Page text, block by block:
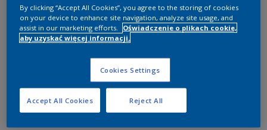
By clicking “Accept All Cookies”, you agree to the storing of cookies
on your device to enhance site navigation, analyze site usage, and
assist in our marketing efforts.
Oświadczenie o plikach cookie,
aby uzyskać więcej informacji.
Cookies Settings
Reject All
Accept All Cookies